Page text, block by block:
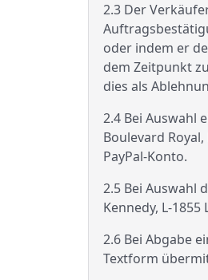
2.3 Der
oder indem er
dem Zeitpunkt
dies als
2.4 Bei Auswahl
Boulevard
PayPal-Konto.
2.5 Bei Auswahl
Kennedy, L-
2.6 Bei Abgabe
Textform